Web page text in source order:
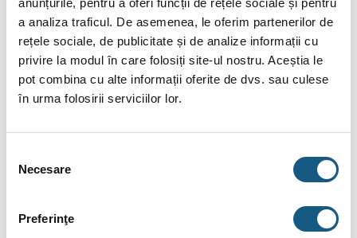
a analiza traficul. De asemenea, le oferim partenerilor de
rețele sociale, de publicitate și de analize informații cu
privire la modul în care folosiți site-ul nostru. Aceștia le
pot combina cu alte informații oferite de dvs. sau culese
în urma folosirii serviciilor lor.
consimțământului
Necesare
Preferinţe
Izolare de înaltă eficiență și carcasă exterioară de PVC în
culoare RAL 9006.
Montare multipoziție a senzorului de temperatura.
Protecție complexă contra coroziunii, realizată prin email
Montaj ușor.
Modificări disponibil cu orientare verticală sau orizontală.